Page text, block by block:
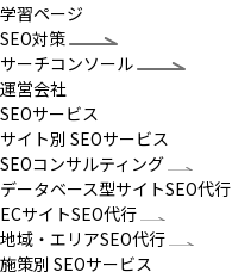
学習ページ
SEO対策
サーチコンソール
運営会社
SEOサービス
サイト別 SEOサービス
SEOコンサルティング
データベース型サイトSEO代行
ECサイトSEO代行
地域・エリアSEO代行
施策別 SEOサービス